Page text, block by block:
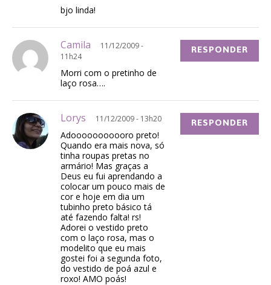
bjo linda!
Camila
11/12/2009 -
11h24
Morri com o pretinho de
laço rosa….
RESPONDER
Lorys 11/12/2009 - 13h20
Adooooooooooro preto!
Quando era mais nova, só
tinha roupas pretas no
armário! Mas graças a
Deus eu fui aprendando a
colocar um pouco mais de
cor e hoje em dia um
tubinho preto básico tá
até fazendo falta! rs!
Adorei o vestido preto
com o laço rosa, mas o
modelito que eu mais
gostei foi a segunda foto,
do vestido de poá azul e
roxo! AMO poás!
RESPONDER